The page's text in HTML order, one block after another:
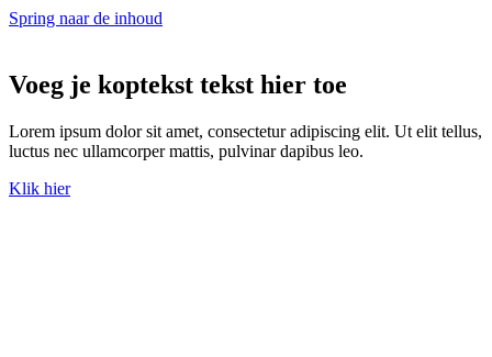
Spring naar de inhoud
Voeg je koptekst tekst hier toe
Lorem ipsum dolor sit amet, consectetur adipiscing elit. Ut elit tellus,
luctus nec ullamcorper mattis, pulvinar dapibus leo.
Klik hier